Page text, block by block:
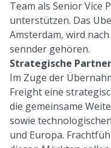
Team als Senior Vice
unterstützen. Das
Amsterdam, wird
sennder gehören.
Strategische
Im Zuge der
Freight eine
die gemeinsame
sowie
und Europa.